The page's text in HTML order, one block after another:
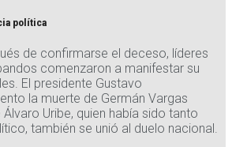
política
de confirmarse el deceso, líderes
comenzaron a manifestar su
El presidente Gustavo
la muerte de Germán Vargas
Álvaro Uribe, quien había sido tanto
también se unió al duelo nacional.